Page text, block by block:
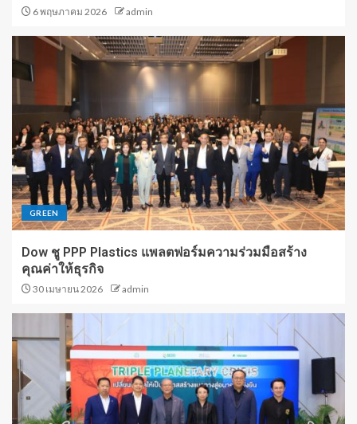
6 พฤษภาคม 2026 admin
GREEN
Dow ชู PPP Plastics แพลตฟอร์มความร่วมมือสร้าง
คุณค่าให้ธุรกิจ
30 เมษายน 2026 admin